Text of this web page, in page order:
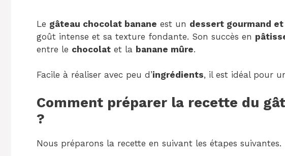
Le gâteau chocolat banane est un dessert gourmand
goût intense et sa texture fondante. Son succès en
entre le chocolat et la banane mûre.
Facile à réaliser avec peu d’ingrédients, il est idéal pour
Comment préparer la recette du
?
Nous préparons la recette en suivant les étapes suivantes.